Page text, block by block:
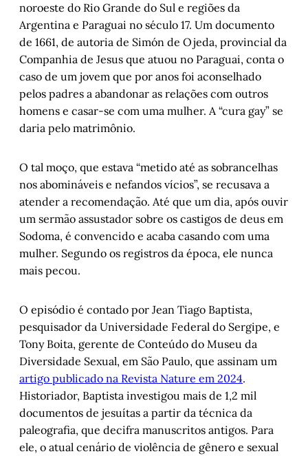
noroeste do Rio Grande do Sul e regiões da
Argentina e Paraguai no século 17. Um documento
de 1661, de autoria de Simón de Ojeda, provincial da
Companhia de Jesus que atuou no Paraguai, conta o
caso de um jovem que por anos foi aconselhado
pelos padres a abandonar as relações com outros
homens e casar-se com uma mulher. A “cura gay” se
daria pelo matrimônio.
O tal moço, que estava “metido até as sobrancelhas
nos abomináveis e nefandos vícios”, se recusava a
atender a recomendação. Até que um dia, após ouvir
um sermão assustador sobre os castigos de deus em
Sodoma, é convencido e acaba casando com uma
mulher. Segundo os registros da época, ele nunca
mais pecou.
O episódio é contado por Jean Tiago Baptista,
pesquisador da Universidade Federal do Sergipe, e
Tony Boita, gerente de Conteúdo do Museu da
Diversidade Sexual, em São Paulo, que assinam um
artigo publicado na Revista Nature em 2024.
Historiador, Baptista investigou mais de 1,2 mil
documentos de jesuítas a partir da técnica da
paleografia, que decifra manuscritos antigos. Para
ele, o atual cenário de violência de gênero e sexual